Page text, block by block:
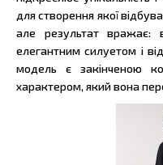
для створення якої
але результат вражає:
елегантним силуетом і
модель є закінченою
характером, який вона